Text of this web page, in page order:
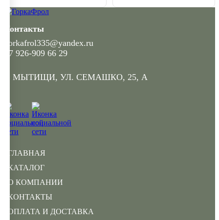
ГЛАВНАЯ
КАТАЛОГ
О КОМПАНИИ
КОНТАКТЫ
ОПЛАТА И ДОСТАВКА
Контакты
gorkafrol335@yandex.ru
+7 926-909 66 29
Г. МЫТИЩИ, УЛ. СЕМАШКО, 25, А